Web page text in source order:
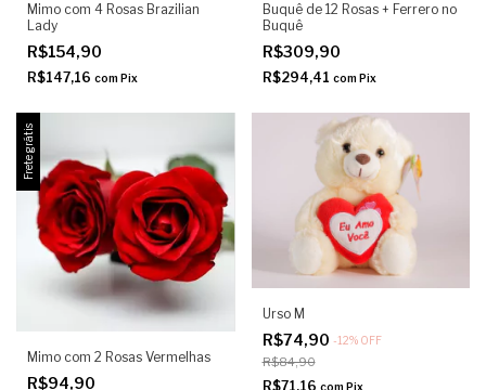
Mimo com 4 Rosas Brazilian
Lady
R$154,90
R$147,16 com Pix
Buquê de 12 Rosas + Ferrero no
Buquê
R$309,90
R$294,41 com Pix
Frete grátis
Mimo com 2 Rosas Vermelhas
R$94,90
Urso M
R$74,90 -12% OFF
R$84,90
R$71,16 com Pix